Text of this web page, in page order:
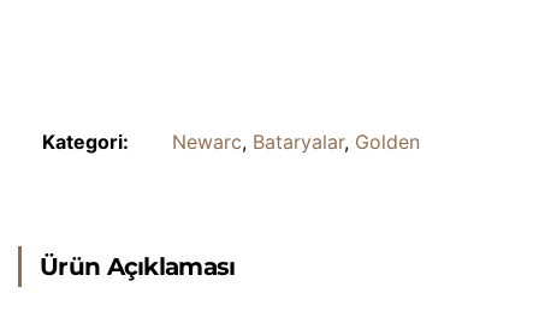
Kategori: Newarc, Bataryalar, Golden
Ürün Açıklaması